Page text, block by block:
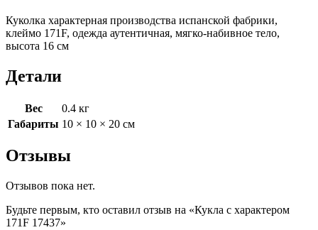
Куколка характерная производства испанской фабрики,
клеймо 171F, одежда аутентичная, мягко-набивное тело,
высота 16 см
Детали
Вес
0.4 кг
Габариты 10 × 10 × 20 см
Отзывы
Отзывов пока нет.
Будьте первым, кто оставил отзыв на «Кукла с характером
171F 17437»